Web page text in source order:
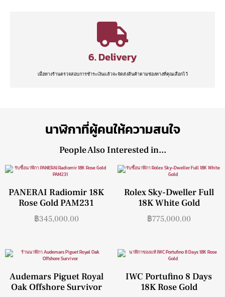
6. Delivery
เมื่อทางร้านตรวจสอบการชำระเงินแล้วจะจัดส่งสินค้าตามช่องทางที่คุณเลือกไว้
นาฬิกาที่ผู้คนให้ความสนใจ
People Also Interested in...
PANERAI Radiomir 18K
Rose Gold PAM231
฿345,000.00
Rolex Sky-Dweller Full
18K White Gold
฿775,000.00
Audemars Piguet Royal
Oak Offshore Survivor
IWC Portufino 8 Days
18K Rose Gold